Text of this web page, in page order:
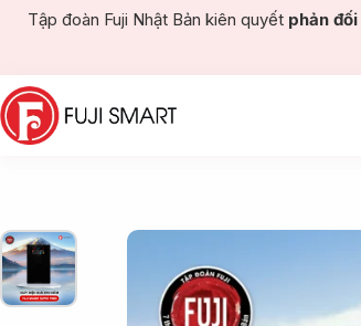
Tập đoàn Fuji Nhật Bản kiên quyết phản đối